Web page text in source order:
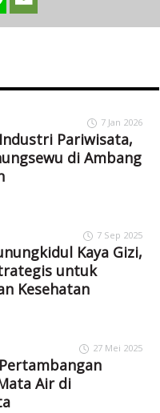
7 Jan 2026
Pariwisata,
di Ambang
7 Sep 2025
Kaya Gizi,
untuk
Kesehatan
27 Mei 2025
Air di